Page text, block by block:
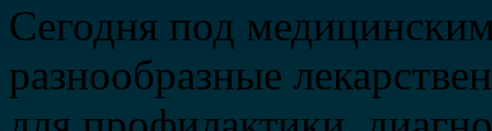
Сегодня под
разнообразные